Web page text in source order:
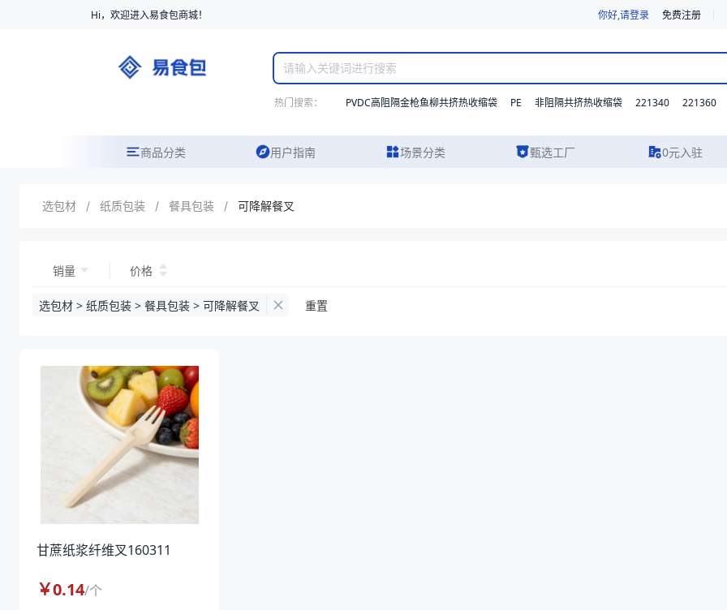
Hi，欢迎进入易食包商城！ 你好,请登录 免费注册
热门搜索： PVDC高阻隔金枪鱼柳共挤热收缩袋 PE 非阻隔共挤热收缩袋 221340 221360
商品分类 用户指南 场景分类 甄选工厂 0元入驻
选包材 / 纸质包装 / 餐具包装 / 可降解餐叉
销量 价格
选包材 > 纸质包装 > 餐具包装 > 可降解餐叉 重置
甘蔗纸浆纤维叉160311
￥0.14/个